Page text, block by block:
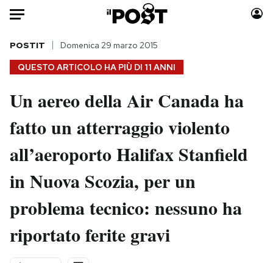
Auto
HOME
Italia
Politica
Tecnologia
Scienza
Cultura
Sport
Moda
Consumismi
Storie/Idee
Media
Europa
Mondiali calcio 2026
QUESTO ARTICOLO HA PIÙ DI 11 ANNI
POSTIT Domenica 29 marzo 2015
Un aereo della Air Canada ha
fatto un atterraggio violento
all’aeroporto Halifax Stanfield
in Nuova Scozia, per un
problema tecnico: nessuno ha
riportato ferite gravi